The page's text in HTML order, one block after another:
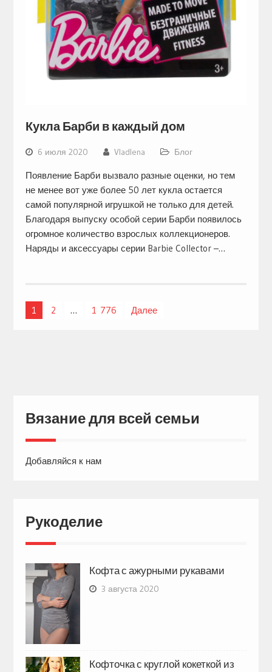
Кукла Барби в каждый дом
6 июля 2020 Vladlena Блог
Появление Барби вызвало разные оценки, но тем
не менее вот уже более 50 лет кукла остается
самой популярной игрушкой не только для детей.
Благодаря выпуску особой серии Барби появилось
огромное количество взрослых коллекционеров.
Наряды и аксессуары серии Barbie Collector –…
Навигация
1 2 … 1 776 Далее
Вязание для всей семьи
Добавляйся к нам
Рукоделие
Кофта с ажурными рукавами
3 августа 2020
Кофточка с круглой кокеткой из